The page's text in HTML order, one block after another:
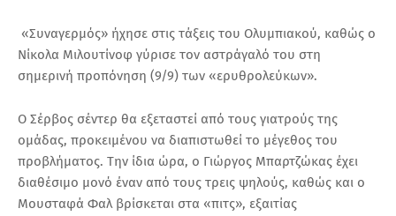
«Συναγερμός» ήχησε στις τάξεις του Ολυμπιακού, καθώς ο
Νίκολα Μιλουτίνοφ γύρισε τον αστράγαλό του στη
σημερινή προπόνηση (9/9) των «ερυθρολεύκων».
Ο Σέρβος σέντερ θα εξεταστεί από τους γιατρούς της
ομάδας, προκειμένου να διαπιστωθεί το μέγεθος του
προβλήματος. Την ίδια ώρα, ο Γιώργος Μπαρτζώκας έχει
διαθέσιμο μονό έναν από τους τρεις ψηλούς, καθώς και ο
Μουσταφά Φαλ βρίσκεται στα «πιτς», εξαιτίας